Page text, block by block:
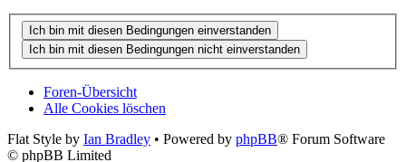
Foren-Übersicht
Alle Cookies löschen
Flat Style by Ian Bradley • Powered by phpBB® Forum Software
© phpBB Limited